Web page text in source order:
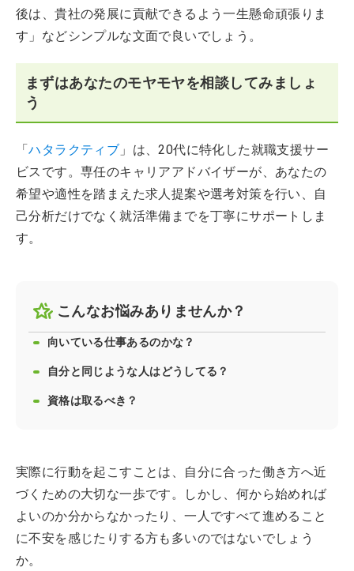
後は、貴社の発展に貢献できるよう一生懸命頑張りま
す」などシンプルな文面で良いでしょう。
まずはあなたのモヤモヤを相談してみましょ
う
「ハタラクティブ 」は、20代に特化した就職支援サー
ビスです。専任のキャリアアドバイザーが、あなたの
希望や適性を踏まえた求人提案や選考対策を行い、自
己分析だけでなく就活準備までを丁寧にサポートしま
す。
こんなお悩みありませんか？
向いている仕事あるのかな？
自分と同じような人はどうしてる？
資格は取るべき？
実際に行動を起こすことは、自分に合った働き方へ近
づくための大切な一歩です。しかし、何から始めれば
よいのか分からなかったり、一人ですべて進めること
に不安を感じたりする方も多いのではないでしょう
か。